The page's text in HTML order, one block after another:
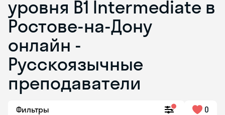
уровня B1 Intermediate в
Ростове-на-Дону
онлайн -
Русскоязычные
преподаватели
Фильтры 0
Skyeng Chat